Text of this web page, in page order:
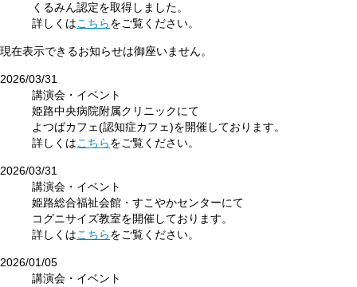
くるみん認定を取得しました。
詳しくはこちらをご覧ください。
現在表示できるお知らせは御座いません。
2026/03/31
講演会・イベント
姫路中央病院附属クリニックにて
よつばカフェ(認知症カフェ)を開催しております。
詳しくはこちらをご覧ください。
2026/03/31
講演会・イベント
姫路総合福祉会館・すこやかセンターにて
コグニサイズ教室を開催しております。
詳しくはこちらをご覧ください。
2026/01/05
講演会・イベント